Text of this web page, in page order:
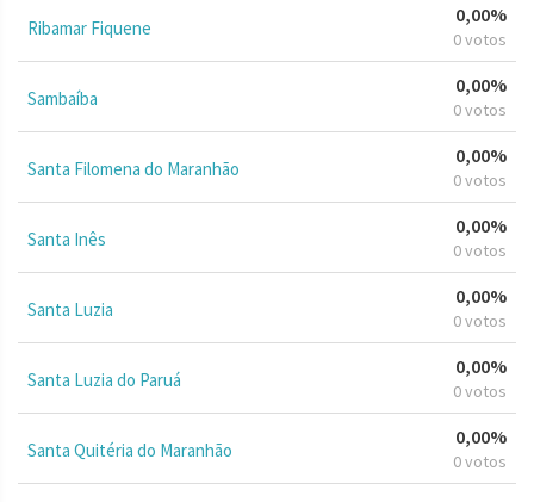
Ribamar Fiquene
0,00%
0 votos
Sambaíba
0,00%
0 votos
Santa Filomena do Maranhão
0,00%
0 votos
Santa Inês
0,00%
0 votos
Santa Luzia
0,00%
0 votos
Santa Luzia do Paruá
0,00%
0 votos
Santa Quitéria do Maranhão
0,00%
0 votos